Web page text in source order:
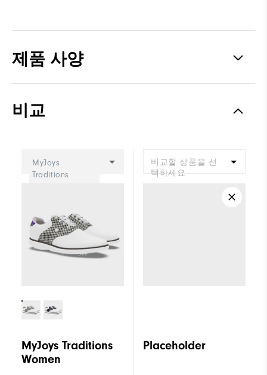
제품 사양
Traction
비교
MyJoys
Traditions
MyJoys Traditions
Women
비교할 상품을 선
택하세요
Placeholder